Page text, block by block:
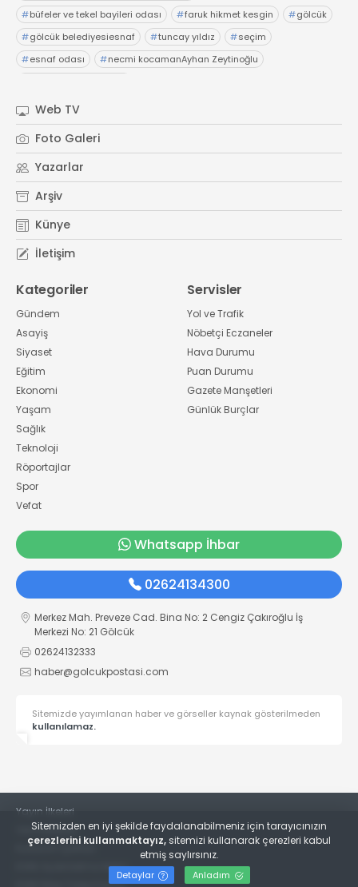
#büfeler ve tekel bayileri odası #faruk hikmet kesgin #gölcük
#gölcük belediyesiesnaf #tuncay yıldız #seçim
#esnaf odası #necmi kocamanAyhan Zeytinoğlu
Web TV
Foto Galeri
Yazarlar
Arşiv
Künye
İletişim
Kategoriler
Gündem
Asayiş
Siyaset
Eğitim
Ekonomi
Yaşam
Sağlık
Teknoloji
Röportajlar
Spor
Vefat
Servisler
Yol ve Trafik
Nöbetçi Eczaneler
Hava Durumu
Puan Durumu
Gazete Manşetleri
Günlük Burçlar
Whatsapp İhbar
02624134300
Merkez Mah. Preveze Cad. Bina No: 2 Cengiz Çakıroğlu İş
Merkezi No: 21 Gölcük
02624132333
haber@golcukpostasi.com
Sitemizde yayımlanan haber ve görseller kaynak gösterilmeden
kullanılamaz.
Yayın İlkeleri
Veri Politikası
Kullanım Şartları
KVKK Aydınlatma Metni
Sitemizden en iyi şekilde faydalanabilmeniz için tarayıcınızın
çerezlerini kullanmaktayız, sitemizi kullanarak çerezleri kabul
etmiş saylırsınız.
Detaylar Anladım